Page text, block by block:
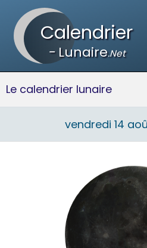
Calendrier
-Lunaire.Net
Le calendrier lunaire
vendredi 14